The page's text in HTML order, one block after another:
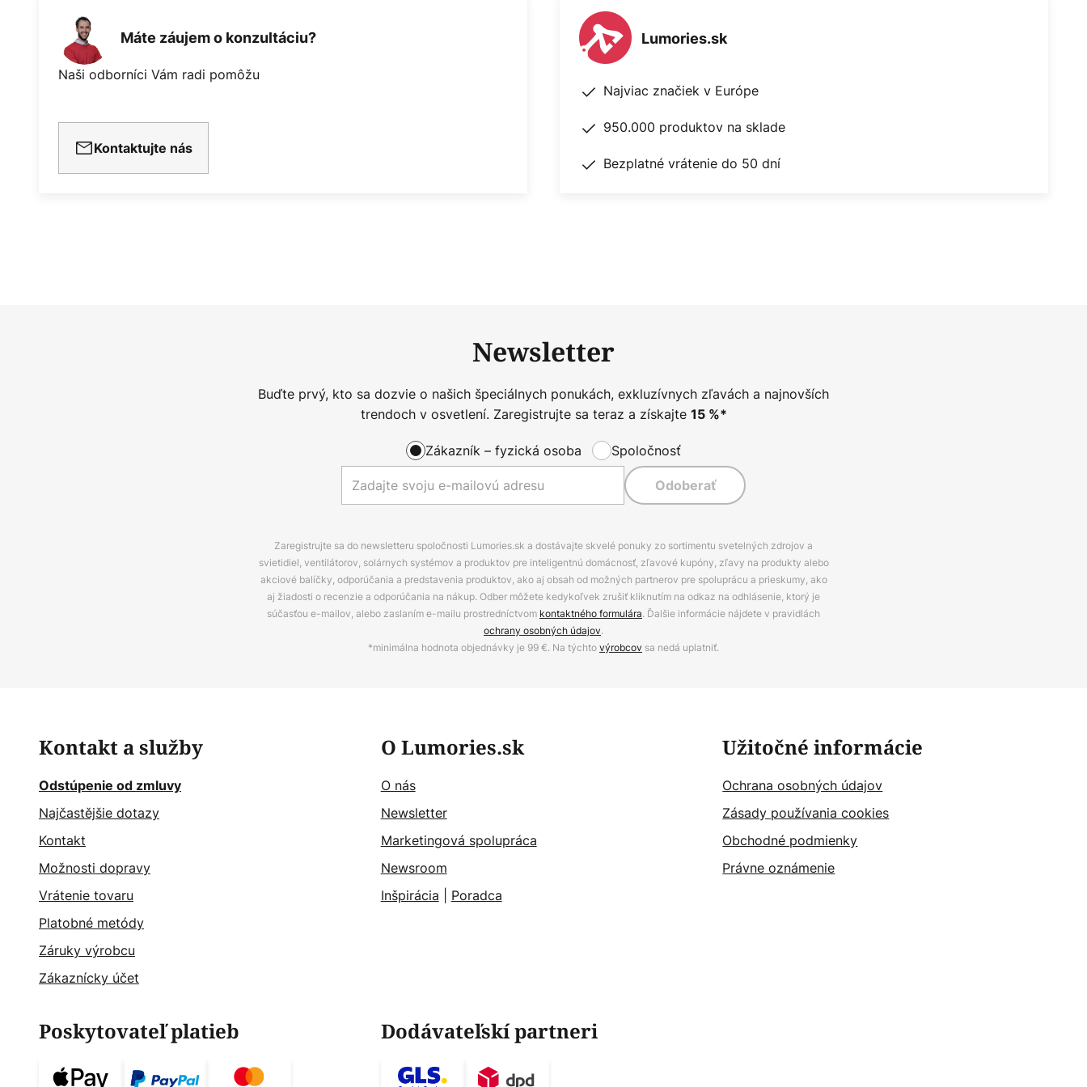
Máte záujem o konzultáciu?
Naši odborníci Vám radi pomôžu
Kontaktujte nás
Lumories.sk
Najviac značiek v Európe
950.000 produktov na sklade
Bezplatné vrátenie do 50 dní
Newsletter
Buďte prvý, kto sa dozvie o našich špeciálnych ponukách, exkluzívnych zľavách a najnovších
trendoch v osvetlení. Zaregistrujte sa teraz a získajte 15%*
Zákazník – fyzická osoba Spoločnosť
Odoberať
Zaregistrujte sa do newsletteru spoločnosti Lumories.sk a dostávajte skvelé ponuky zo sortimentu svetelných zdrojov a
svietidiel, ventilátorov, solárnych systémov a produktov pre inteligentnú domácnosť, zľavové kupóny, zľavy na produkty alebo
akciové balíčky, odporúčania a predstavenia produktov, ako aj obsah od možných partnerov pre spoluprácu a prieskumy, ako
aj žiadosti o recenzie a odporúčania na nákup. Odber môžete kedykoľvek zrušiť kliknutím na odkaz na odhlásenie, ktorý je
súčasťou e-mailov, alebo zaslaním e-mailu prostredníctvom kontaktného formulára. Ďalšie informácie nájdete v pravidlách
ochrany osobných údajov.
*minimálna hodnota objednávky je 99 €. Na týchtovýrobcov sa nedá uplatniť.
Kontakt a služby
Odstúpenie od zmluvy
Najčastějšie dotazy
Kontakt
Možnosti dopravy
Vrátenie tovaru
Platobné metódy
Záruky výrobcu
Zákaznícky účet
O Lumories.sk
O nás
Newsletter
Marketingová spolupráca
Newsroom
Inšpirácia
Poradca
Užitočné informácie
Ochrana osobných údajov
Zásady používania cookies
Obchodné podmienky
Právne oznámenie
Poskytovateľ platieb Dodávateľskí partneri